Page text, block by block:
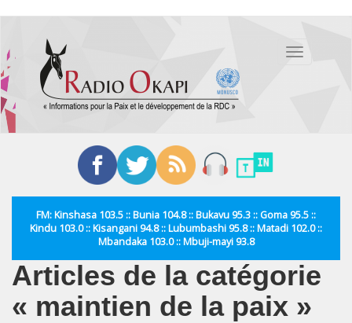
contenu
principal
Toggle
FM: Kinshasa 103.5 :: Bunia 104.8 :: Bukavu 95.3 :: Goma 95.5 ::
Kindu 103.0 :: Kisangani 94.8 :: Lubumbashi 95.8 :: Matadi 102.0 ::
Mbandaka 103.0 :: Mbuji-mayi 93.8
Articles de la catégorie
« maintien de la paix »